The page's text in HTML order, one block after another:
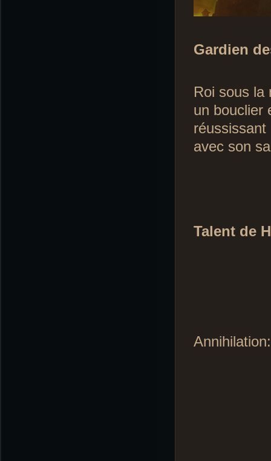
Gardien
Roi sous la
un bouclier
avec son
Talent de